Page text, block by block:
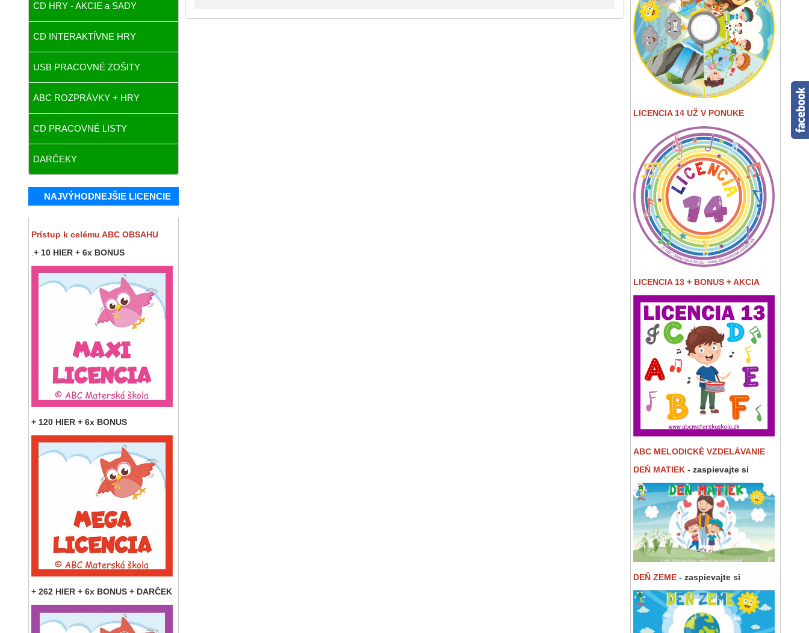
CD HRY - AKCIE a SADY
CD INTERAKTÍVNE HRY
USB PRACOVNÉ ZOŠITY
ABC ROZPRÁVKY + HRY
CD PRACOVNÉ LISTY
DARČEKY
NAJVÝHODNEJŠIE LICENCIE
Prístup k celému ABC OBSAHU
+ 10 HIER + 6x BONUS
+ 120 HIER + 6x BONUS
+ 262 HIER + 6x BONUS + DARČEK
LICENCIA 14 UŽ V PONUKE
LICENCIA 13 + BONUS + AKCIA
ABC MELODICKÉ VZDELÁVANIE
DEŇ MATIEK - zaspievajte si
DEŇ ZEME - zaspievajte si